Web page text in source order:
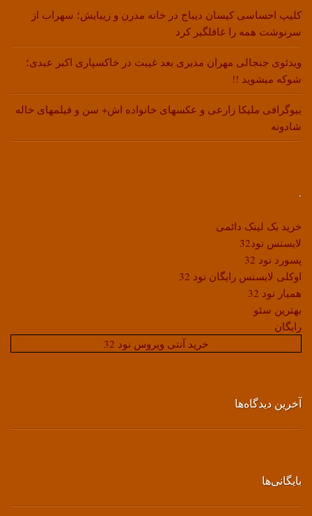
کلیپ احساسی کیسان دیباج در خانه مدرن و زیبایش؛ سهراب از
سرنوشت همه را غافلگیر کرد
ویدئوی جنجالی مهران مدیری بعد غیبت در خاکسپاری اکبر عبدی؛
شوکه میشوید !!
بیوگرافی ملیکا زارعی و عکسهای خانواده اش+ سن و فیلمهای خاله
شادونه
.
خرید بک لینک دائمی
لایسنس نود32
پسورد نود 32
اوکلی لایسنس رایگان نود 32
همیار نود 32
بهترین سئو
رایگان
خرید آنتی ویروس نود 32
آخرین دیدگاه‌ها
بایگانی‌ها